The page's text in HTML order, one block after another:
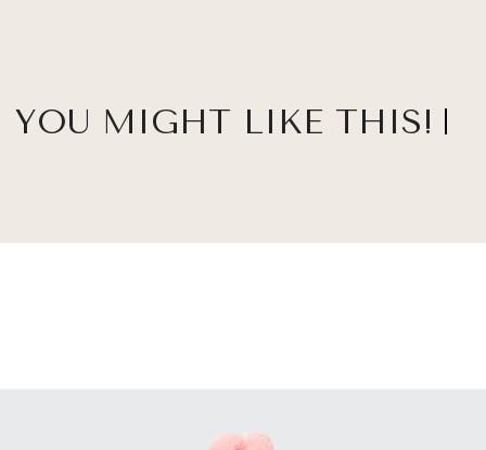
YOU MIGHT LIKE THIS!